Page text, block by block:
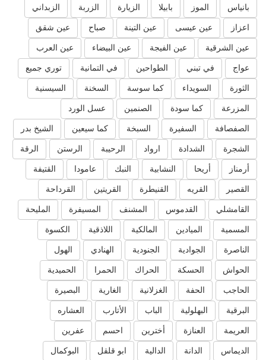
بانياس الموز بابيلا الزيارة الزربة الزبداني
اعزاز عين عيسى عين التينة صباح عين شقق
عين الشرقية عين الفيجة عين البيضاء عين العرب
عواج في تبني الطواحين في التمانية توري جميع
الثورة السويداء كما سوسة السخنة السيسنية
المزرعة كما سودة الصنمين عسل الورد
الصفصافة السفيرة السبخة كما سيعين الشيخ بدر
الشجرة الشدادة ارواد الرحيبة الرستن الرقة
أرمناز أريحا النشابية النبك عامودا القتيفة
القصير القريه القنيطرة القريتين القرداحة
القامشلي القدموس المشنف المسيفرة المليحة
المسمية الميادين المالكية اللاذقية الكسوة
الناصرة الجوادية الجنودية الهنادي الهول
الحواش الحسكة الحراك الحمرا الحميدية
الحاجب الحفة الغزلانية الغارية البصيرة
البرقية البهلولية الباب الأتارب العشاره
العريمة العنازة أخترين احسم عفرين
الديماس الدانة الدالية ابو قلقل البوكمال